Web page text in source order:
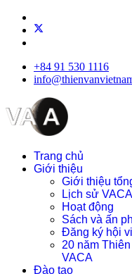
+84 91 530 1116
Trang chủ
Giới thiệu
Giới thiệu
Lịch sử VACA
Hoạt động
Sách và ấn
Đăng ký hội
20 năm
VACA
Đào tạo